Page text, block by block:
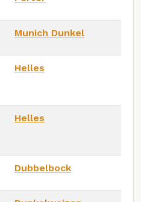
Munich Dunkel
Helles
Helles
Dubbelbock